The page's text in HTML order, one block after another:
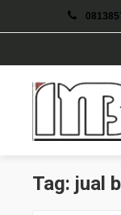
Tag: jual